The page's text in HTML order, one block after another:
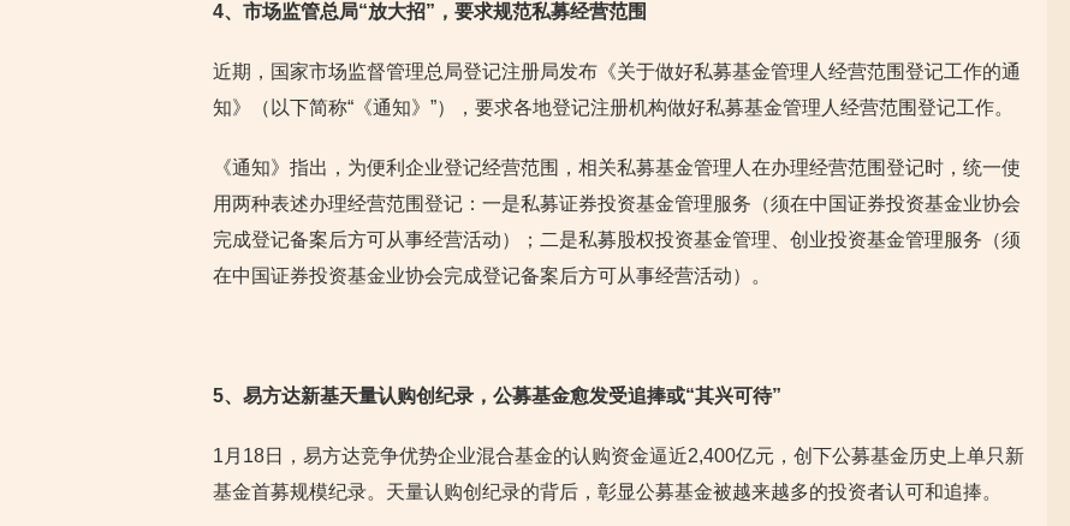
4、市场监管总局“放大招”，要求规范私募经营范围
近期，国家市场监督管理总局登记注册局发布《关于做好私募基金管理人经营范围登记工作的通
知》（以下简称“《通知》”），要求各地登记注册机构做好私募基金管理人经营范围登记工作。
《通知》指出，为便利企业登记经营范围，相关私募基金管理人在办理经营范围登记时，统一使
用两种表述办理经营范围登记：一是私募证券投资基金管理服务（须在中国证券投资基金业协会
完成登记备案后方可从事经营活动）；二是私募股权投资基金管理、创业投资基金管理服务（须
在中国证券投资基金业协会完成登记备案后方可从事经营活动）。
5、易方达新基天量认购创纪录，公募基金愈发受追捧或“其兴可待”
1月18日，易方达竞争优势企业混合基金的认购资金逼近2,400亿元，创下公募基金历史上单只新
基金首募规模纪录。天量认购创纪录的背后，彰显公募基金被越来越多的投资者认可和追捧。